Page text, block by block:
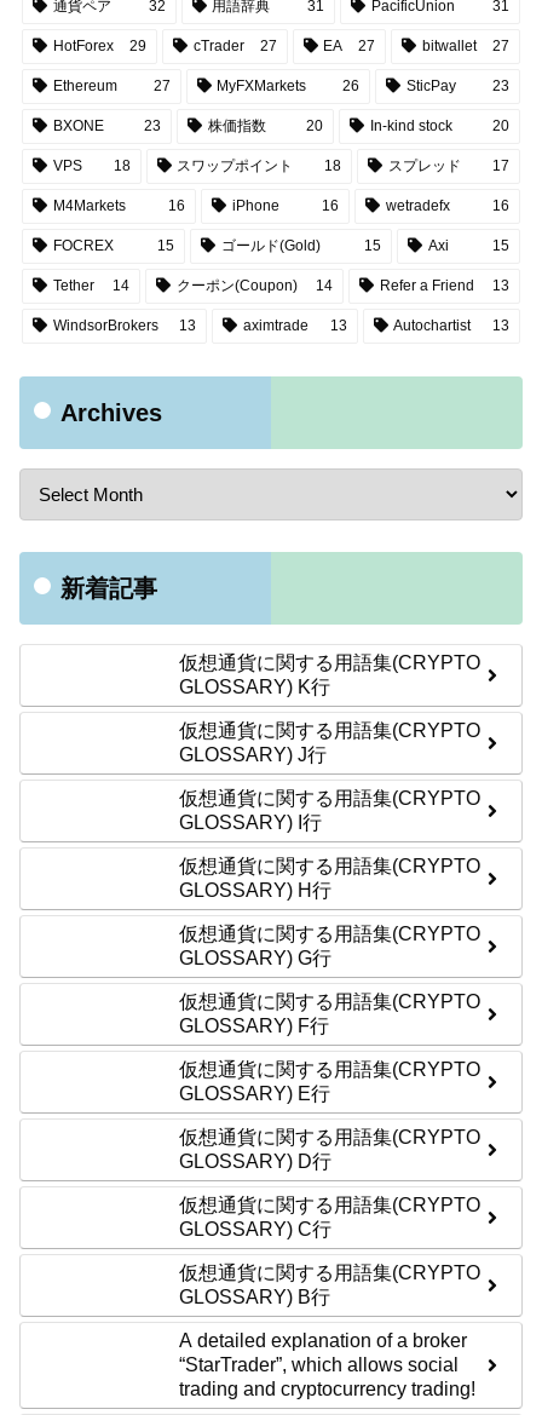
通貨ペア 32 用語辞典 31 PacificUnion 31
HotForex 29 cTrader 27 EA 27 bitwallet 27
Ethereum 27 MyFXMarkets 26 SticPay 23
BXONE 23 株価指数 20 In-kind stock 20
VPS 18 スワップポイント 18 スプレッド 17
M4Markets 16 iPhone 16 wetradefx 16
FOCREX 15 ゴールド(Gold) 15 Axi 15
Tether 14 クーポン(Coupon) 14 Refer a Friend 13
WindsorBrokers 13 aximtrade 13 Autochartist 13
Archives
新着記事
仮想通貨に関する用語集(CRYPTO
GLOSSARY) K行
仮想通貨に関する用語集(CRYPTO
GLOSSARY) J行
仮想通貨に関する用語集(CRYPTO
GLOSSARY) I行
仮想通貨に関する用語集(CRYPTO
GLOSSARY) H行
仮想通貨に関する用語集(CRYPTO
GLOSSARY) G行
仮想通貨に関する用語集(CRYPTO
GLOSSARY) F行
仮想通貨に関する用語集(CRYPTO
GLOSSARY) E行
仮想通貨に関する用語集(CRYPTO
GLOSSARY) D行
仮想通貨に関する用語集(CRYPTO
GLOSSARY) C行
仮想通貨に関する用語集(CRYPTO
GLOSSARY) B行
A detailed explanation of a broker
“StarTrader”, which allows social
trading and cryptocurrency trading!